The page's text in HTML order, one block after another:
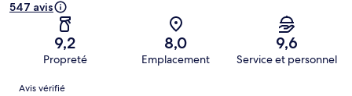
547 avis
9,2
Propreté
8,0
Emplacement
9,6
Service et personnel
Avis
Avis vérifié